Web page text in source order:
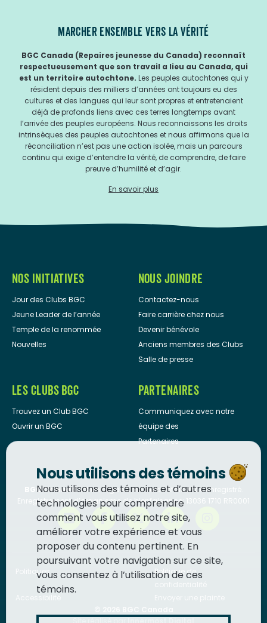
MARCHER ENSEMBLE VERS LA VÉRITÉ
BGC Canada (Repaires jeunesse du Canada) reconnaît
respectueusement que son travail a lieu au Canada, qui
est un territoire autochtone. Les peuples autochtones qui y
résident depuis des milliers d’années ont toujours eu des
cultures et des langues qui leur sont propres et entretenaient
déjà de profonds liens avec ces terres longtemps avant
l’arrivée des peuples européens. Nous reconnaissons les droits
intrinsèques des peuples autochtones et nous affirmons que la
réconciliation n’est pas une action isolée, mais un parcours
continu qui exige d’entendre la vérité, de comprendre, de faire
preuve d’humilité et d’agir.
En savoir plus
NOS INITIATIVES
Jour des Clubs BGC
Jeune Leader de l’année
Temple de la renommée
Nouvelles
NOUS JOINDRE
Contactez-nous
Faire carrière chez nous
Devenir bénévole
Anciens membres des Clubs
Salle de presse
LES CLUBS BGC
Trouvez un Club BGC
Ouvrir un BGC
PARTENAIRES
Communiquez avec notre
équipe des
Partenaires
BGC Canadaest un organisme de bienfaisance enregistré.
Enregistrement d’organisme de bienfaisance: 13036 1710 RR0001
Politiques
Politique de
Nous utilisons des témoins
Nous utilisons des témoins et d’autres
technologies pour comprendre
comment vous utilisez notre site,
améliorer votre expérience et vous
proposer du contenu pertinent. En
poursuivant votre navigation sur ce site,
vous consentez à l’utilisation de ces
témoins.